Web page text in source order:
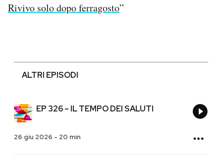
Rivivo solo dopo ferragosto”
ALTRI EPISODI
EP 326 – IL TEMPO DEI SALUTI
26 giu 2026 - 20 min